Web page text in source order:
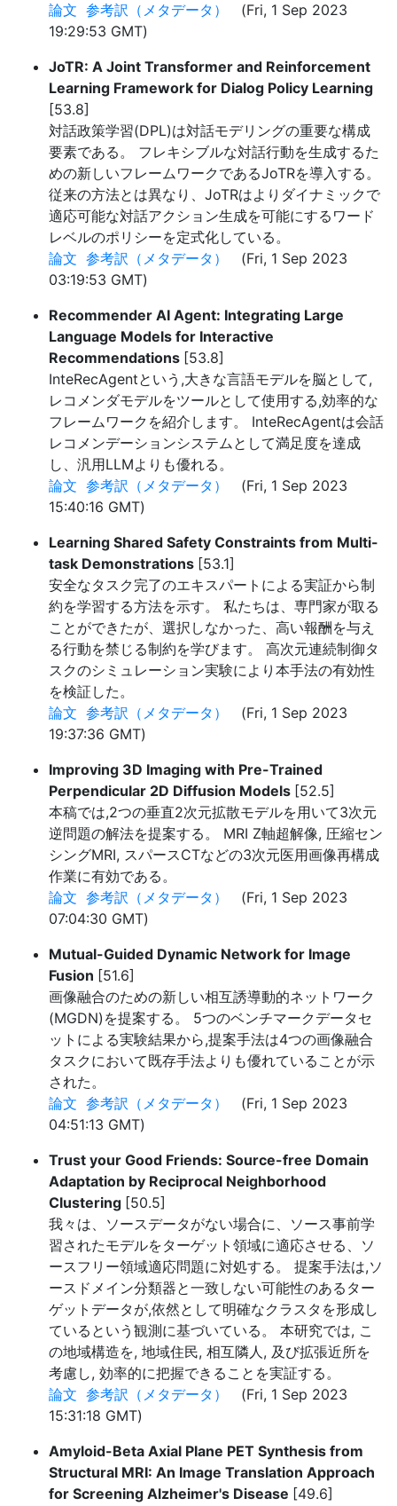
論文 参考訳（メタデータ）
(Fri, 1 Sep 2023
19:29:53 GMT)
JoTR: A Joint Transformer and Reinforcement
Learning Framework for Dialog Policy Learning
[53.8]
対話政策学習(DPL)は対話モデリングの重要な構成
要素である。 フレキシブルな対話行動を生成するた
めの新しいフレームワークであるJoTRを導入する。
従来の方法とは異なり、JoTRはよりダイナミックで
適応可能な対話アクション生成を可能にするワード
レベルのポリシーを定式化している。
論文 参考訳（メタデータ）
(Fri, 1 Sep 2023
03:19:53 GMT)
Recommender AI Agent: Integrating Large
Language Models for Interactive
Recommendations [53.8]
InteRecAgentという,大きな言語モデルを脳として,
レコメンダモデルをツールとして使用する,効率的な
フレームワークを紹介します。 InteRecAgentは会話
レコメンデーションシステムとして満足度を達成
し、汎用LLMよりも優れる。
論文 参考訳（メタデータ）
(Fri, 1 Sep 2023
15:40:16 GMT)
Learning Shared Safety Constraints from Multi-
task Demonstrations [53.1]
安全なタスク完了のエキスパートによる実証から制
約を学習する方法を示す。 私たちは、専門家が取る
ことができたが、選択しなかった、高い報酬を与え
る行動を禁じる制約を学びます。 高次元連続制御タ
スクのシミュレーション実験により本手法の有効性
を検証した。
論文 参考訳（メタデータ）
(Fri, 1 Sep 2023
19:37:36 GMT)
Improving 3D Imaging with Pre-Trained
Perpendicular 2D Diffusion Models [52.5]
本稿では,2つの垂直2次元拡散モデルを用いて3次元
逆問題の解法を提案する。 MRI Z軸超解像, 圧縮セン
シングMRI, スパースCTなどの3次元医用画像再構成
作業に有効である。
論文 参考訳（メタデータ）
(Fri, 1 Sep 2023
07:04:30 GMT)
Mutual-Guided Dynamic Network for Image
Fusion [51.6]
画像融合のための新しい相互誘導動的ネットワーク
(MGDN)を提案する。 5つのベンチマークデータセ
ットによる実験結果から,提案手法は4つの画像融合
タスクにおいて既存手法よりも優れていることが示
された。
論文 参考訳（メタデータ）
(Fri, 1 Sep 2023
04:51:13 GMT)
Trust your Good Friends: Source-free Domain
Adaptation by Reciprocal Neighborhood
Clustering [50.5]
我々は、ソースデータがない場合に、ソース事前学
習されたモデルをターゲット領域に適応させる、ソ
ースフリー領域適応問題に対処する。 提案手法は,ソ
ースドメイン分類器と一致しない可能性のあるター
ゲットデータが,依然として明確なクラスタを形成し
ているという観測に基づいている。 本研究では, こ
の地域構造を, 地域住民, 相互隣人, 及び拡張近所を
考慮し, 効率的に把握できることを実証する。
論文 参考訳（メタデータ）
(Fri, 1 Sep 2023
15:31:18 GMT)
Amyloid-Beta Axial Plane PET Synthesis from
Structural MRI: An Image Translation Approach
for Screening Alzheimer's Disease [49.6]